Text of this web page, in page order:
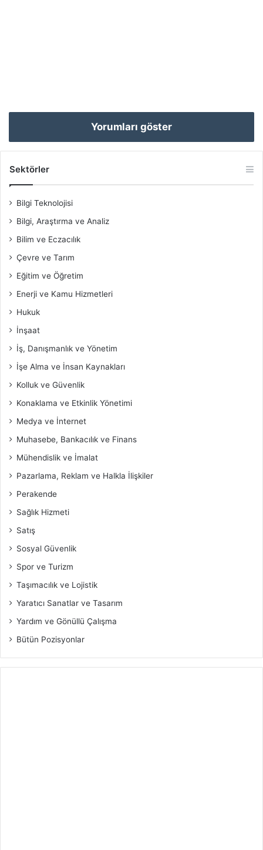
Yorumları göster
Sektörler
Bilgi Teknolojisi
Bilgi, Araştırma ve Analiz
Bilim ve Eczacılık
Çevre ve Tarım
Eğitim ve Öğretim
Enerji ve Kamu Hizmetleri
Hukuk
İnşaat
İş, Danışmanlık ve Yönetim
İşe Alma ve İnsan Kaynakları
Kolluk ve Güvenlik
Konaklama ve Etkinlik Yönetimi
Medya ve İnternet
Muhasebe, Bankacılık ve Finans
Mühendislik ve İmalat
Pazarlama, Reklam ve Halkla İlişkiler
Perakende
Sağlık Hizmeti
Satış
Sosyal Güvenlik
Spor ve Turizm
Taşımacılık ve Lojistik
Yaratıcı Sanatlar ve Tasarım
Yardım ve Gönüllü Çalışma
Bütün Pozisyonlar